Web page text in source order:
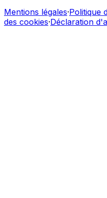
Mentions légales·Politique
des cookies·Déclaration